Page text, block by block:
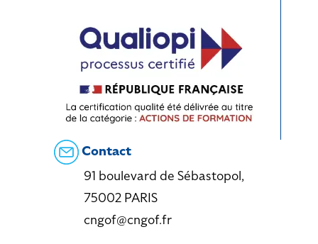
Contact
91 boulevard de Sébastopol,
75002 PARIS
cngof@cngof.fr